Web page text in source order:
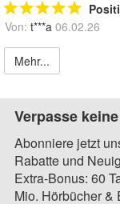
Von: t***a 06.02.26
Mehr...
Verpasse
Abonniere jetzt
Rabatte und
Extra-Bonus: 60
Mio. Hörbücher &